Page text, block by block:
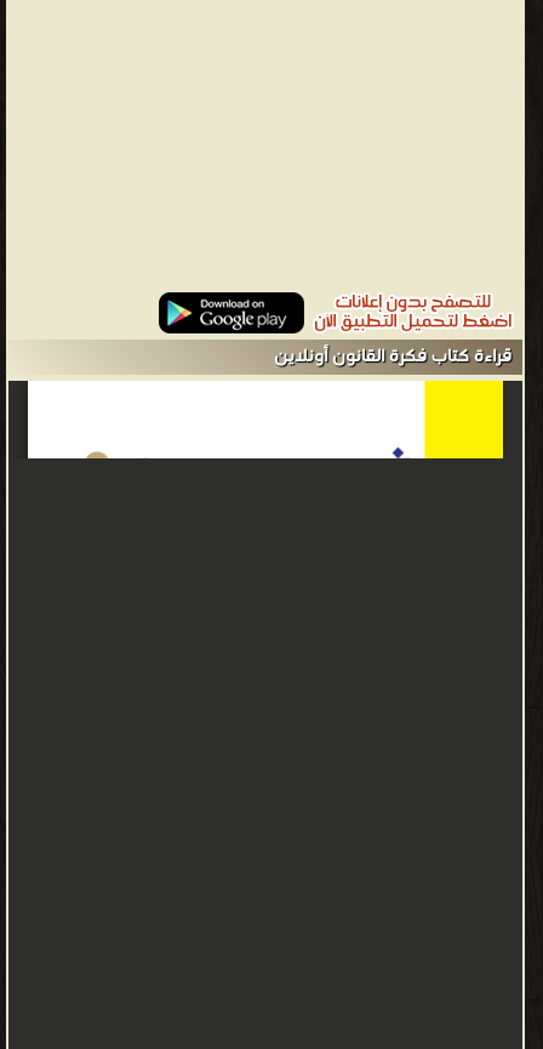
قراءة كتاب فكرة القانون أونلاين